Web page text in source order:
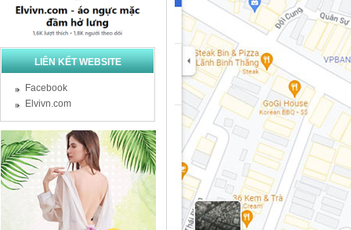
LIÊN KẾT WEBSITE
Facebook
Elvivn.com